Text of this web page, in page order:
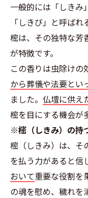
一般的には「しきみ
「しきび」と呼ばれ
樒は、その独特な芳
が特徴です。
この香りは虫除けの
から葬儀や法要とい
ました。 仏壇に供え
樒を目にする機会が
※樒（しきみ）の持
樒（しきみ）は、そ
を払う力があると信
おいて重要な役割を
の魂を慰め、穢れを